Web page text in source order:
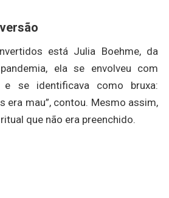
está Julia Boehme, da
ela se envolveu com
e se identificava como bruxa:
era mau”, contou. Mesmo assim,
que não era preenchido.